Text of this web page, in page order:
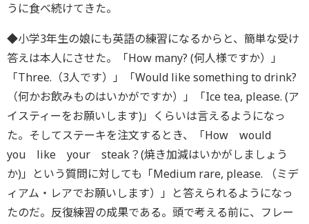
うに食べ続けてきた。
◆小学3年生の娘にも英語の練習になるからと、簡単な受け
答えは本人にさせた。「How many? (何人様ですか）」
「Three.（3人です）」「Would like something to drink?
（何かお飲みものはいかがですか）」「Ice tea, please. (ア
イスティーをお願いします)」くらいは言えるようになっ
た。そしてステーキを注文するとき、「How would
you like your steak？(焼き加減はいかがしましょう
か)」という質問に対しても「Medium rare, please. （ミデ
ィアム・レアでお願いします）」と答えられるようになっ
たのだ。反復練習の成果である。頭で考える前に、フレー